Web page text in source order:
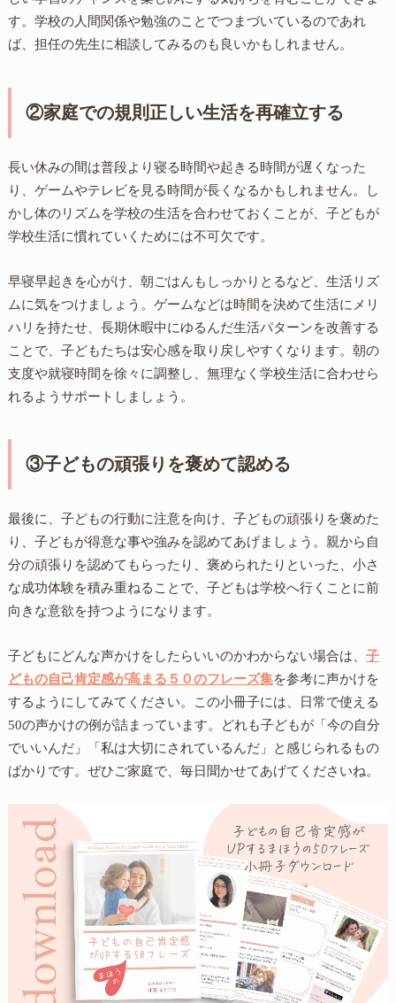
す。学校の人間関係や勉強のことでつまづいているのであれ
ば、担任の先生に相談してみるのも良いかもしれません。
②家庭での規則正しい生活を再確立する
長い休みの間は普段より寝る時間や起きる時間が遅くなった
り、ゲームやテレビを見る時間が長くなるかもしれません。し
かし体のリズムを学校の生活を合わせておくことが、子どもが
学校生活に慣れていくためには不可欠です。
早寝早起きを心がけ、朝ごはんもしっかりとるなど、生活リズ
ムに気をつけましょう。ゲームなどは時間を決めて生活にメリ
ハリを持たせ、長期休暇中にゆるんだ生活パターンを改善する
ことで、子どもたちは安心感を取り戻しやすくなります。朝の
支度や就寝時間を徐々に調整し、無理なく学校生活に合わせら
れるようサポートしましょう。
③子どもの頑張りを褒めて認める
最後に、子どもの行動に注意を向け、子どもの頑張りを褒めた
り、子どもが得意な事や強みを認めてあげましょう。親から自
分の頑張りを認めてもらったり、褒められたりといった、小さ
な成功体験を積み重ねることで、子どもは学校へ行くことに前
向きな意欲を持つようになります。
子どもにどんな声かけをしたらいいのかわからない場合は、 子
どもの自己肯定感が高まる５０のフレーズ集を参考に声かけを
するようにしてみてください。この小冊子には、日常で使える
50の声かけの例が詰まっています。どれも子どもが「今の自分
でいいんだ」「私は大切にされているんだ」と感じられるもの
ばかりです。ぜひご家庭で、毎日聞かせてあげてくださいね。